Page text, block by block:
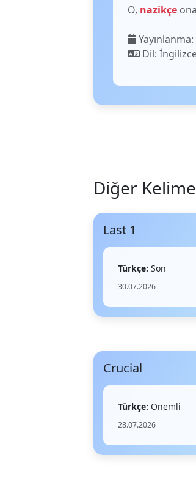
O, nazikçe
Dil:
Diğer
Last 1
Türkçe: Son
30.07.2026
Crucial
Türkçe: Önemli
28.07.2026